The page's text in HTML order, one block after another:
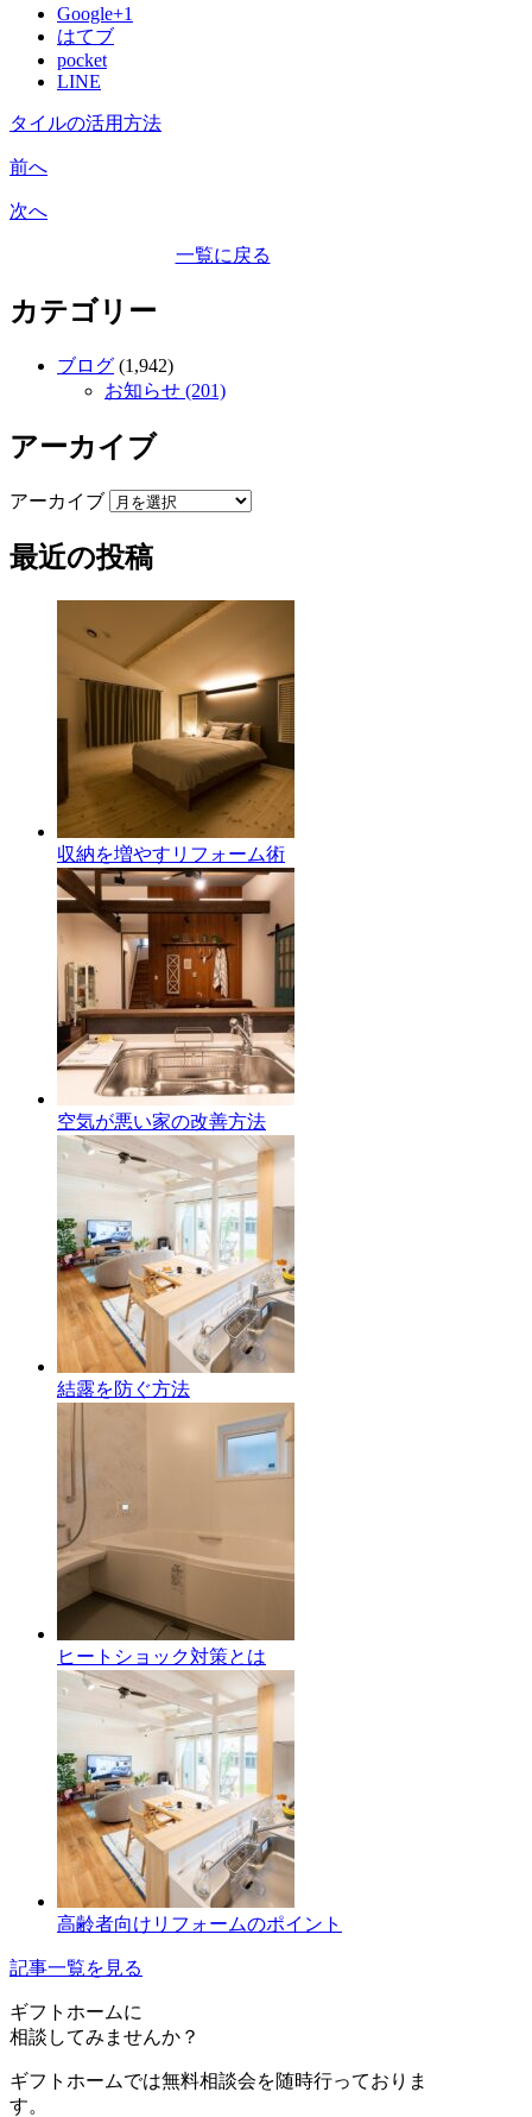
Google+1
はてブ
pocket
LINE
タイルの活用方法
前へ
次へ
一覧に戻る
カテゴリー
ブログ (1,942)
お知らせ (201)
アーカイブ
アーカイブ
最近の投稿
収納を増やすリフォーム術
空気が悪い家の改善方法
結露を防ぐ方法
ヒートショック対策とは
高齢者向けリフォームのポイント
記事一覧を見る
ギフトホームに
相談 してみませんか？
ギフトホームでは無料相談会を随時行っておりま
す。